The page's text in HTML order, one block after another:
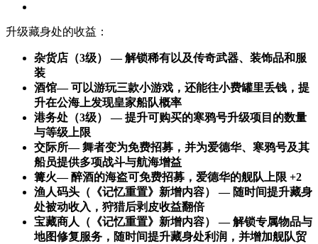
升级藏身处的收益：
杂货店（3级） — 解锁稀有以及传奇武器、装饰品和服
装
酒馆— 可以游玩三款小游戏，还能往小费罐里丢钱，提
升在公海上发现皇家船队概率
港务处（3级） — 提升可购买的寒鸦号升级项目的数量
与等级上限
交际所— 舞者变为免费招募，并为爱德华、寒鸦号及其
船员提供多项战斗与航海增益
篝火— 醉酒的海盗可免费招募，爱德华的舰队上限 +2
渔人码头（《记忆重置》新增内容） — 随时间提升藏身
处被动收入，狩猎后剥皮收益翻倍
宝藏商人（《记忆重置》新增内容） — 解锁专属物品与
地图修复服务，随时间提升藏身处利润，并增加舰队贸